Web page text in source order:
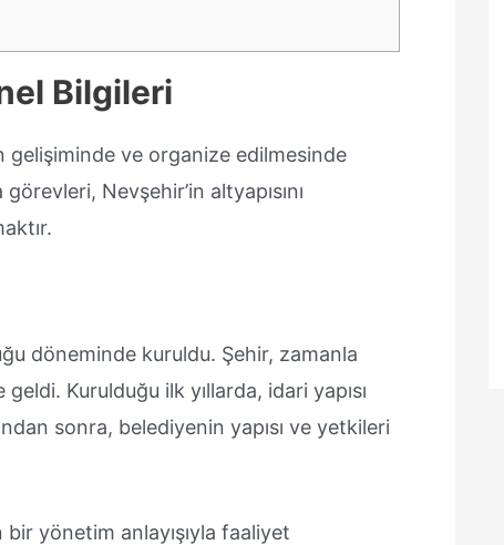
Bilgileri
ve organize edilmesinde
Nevşehir’in altyapısını
döneminde kuruldu. Şehir, zamanla
Kurulduğu ilk yıllarda, idari yapısı
sonra, belediyenin yapısı ve yetkileri
yönetim anlayışıyla faaliyet